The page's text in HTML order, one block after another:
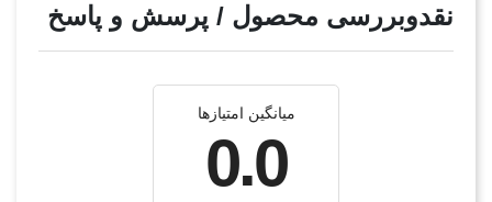
نقدوبررسی محصول / پرسش و پاسخ
میانگین امتیازها
0.0